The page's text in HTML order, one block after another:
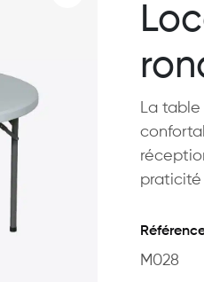
La
praticité
M028